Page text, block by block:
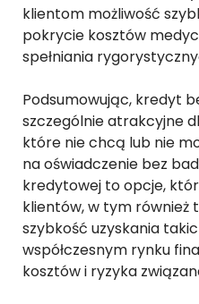
klientom możliwość
pokrycie kosztów
spełniania
Podsumowując, kredyt
szczególnie atrakcyjne
które nie chcą lub nie
na oświadczenie bez
kredytowej to opcje,
klientów, w tym również
szybkość uzyskania
współczesnym rynku
kosztów i ryzyka